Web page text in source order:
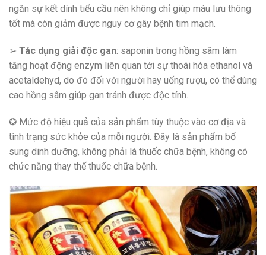
ngăn sự kết dính tiểu cầu nên không chỉ giúp máu lưu thông
tốt mà còn giảm được nguy cơ gây bệnh tim mạch.
➢ Tác dụng giải độc gan: saponin trong hồng sâm làm
tăng hoạt động enzym liên quan tới sự thoái hóa ethanol và
acetaldehyd, do đó đối với người hay uống rượu, có thể dùng
cao hồng sâm giúp gan tránh được độc tính.
✪ Mức độ hiệu quả của sản phẩm tùy thuộc vào cơ địa và
tình trạng sức khỏe của mỗi người. Đây là sản phẩm bổ
sung dinh dưỡng, không phải là thuốc chữa bệnh, không có
chức năng thay thế thuốc chữa bệnh.